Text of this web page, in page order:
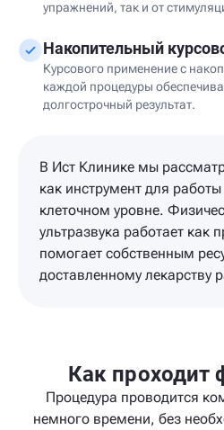
упражнений, так и от
Накопительный
Курсового применение с
каждой процедуры
долгострочный результат.
В Ист Клинике мы
как инструмент для
клеточном уровне.
ультразвука работает как
помогает собственным
доставленному лекарству
Как проходит
Процедура проводится
немного времени, без